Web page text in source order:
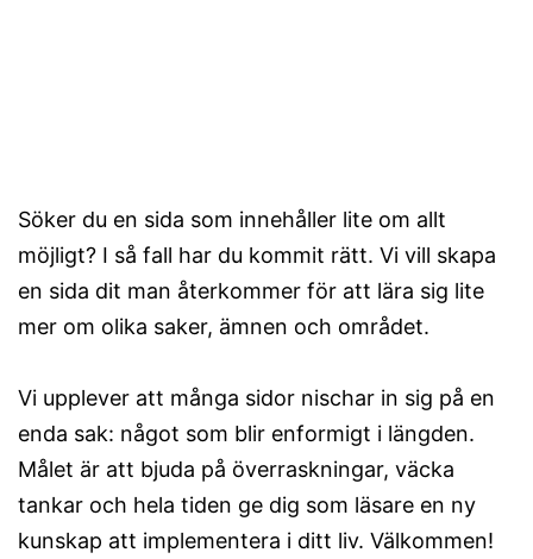
Söker du en sida som innehåller lite om allt
möjligt? I så fall har du kommit rätt. Vi vill skapa
en sida dit man återkommer för att lära sig lite
mer om olika saker, ämnen och området.
Vi upplever att många sidor nischar in sig på en
enda sak: något som blir enformigt i längden.
Målet är att bjuda på överraskningar, väcka
tankar och hela tiden ge dig som läsare en ny
kunskap att implementera i ditt liv. Välkommen!